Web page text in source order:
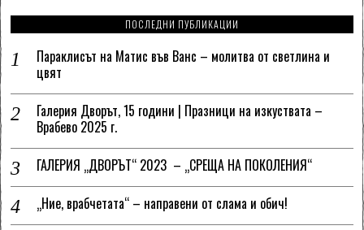
ПОСЛЕДНИ ПУБЛИКАЦИИ
Параклисът на Матис във Ванс – молитва от светлина и
цвят
Галерия Дворът, 15 години | Празници на изкуствата –
Врабево 2025 г.
ГАЛЕРИЯ „ДВОРЪТ“ 2023 – „СРЕЩА НА ПОКОЛЕНИЯ“
„Ние, врабчетата“ – направени от слама и обич!